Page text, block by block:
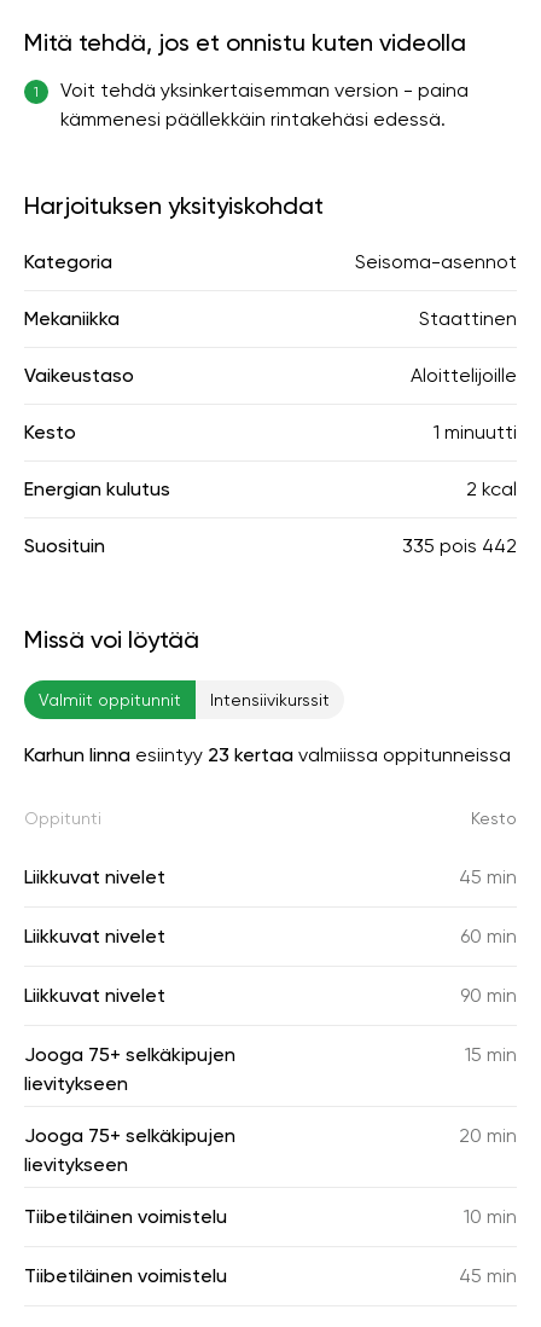
Mitä tehdä, jos et onnistu kuten videolla
1
Voit tehdä yksinkertaisemman version - paina
kämmenesi päällekkäin rintakehäsi edessä.
Harjoituksen yksityiskohdat
Kategoria Seisoma-asennot
Mekaniikka Staattinen
Vaikeustaso Aloittelijoille
Kesto 1 minuutti
Energian kulutus 2 kcal
Suosituin 335 pois 442
Missä voi löytää
Valmiit oppitunnit Intensiivikurssit
Karhun linna esiintyy 23 kertaa valmiissa oppitunneissa
Oppitunti Kesto
Liikkuvat nivelet 45 min
Liikkuvat nivelet 60 min
Liikkuvat nivelet 90 min
Jooga 75+ selkäkipujen
lievitykseen
15 min
Jooga 75+ selkäkipujen
lievitykseen
20 min
Tiibetiläinen voimistelu 10 min
Tiibetiläinen voimistelu 45 min